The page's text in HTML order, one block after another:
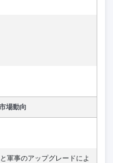
場動向
軍事のアップグレードによ